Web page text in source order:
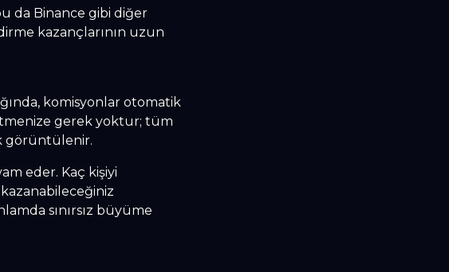
da Binance gibi diğer
kazançlarının uzun
komisyonlar otomatik
gerek yoktur; tüm
görüntülenir.
eder. Kaç kişiyi
sınırsız büyüme